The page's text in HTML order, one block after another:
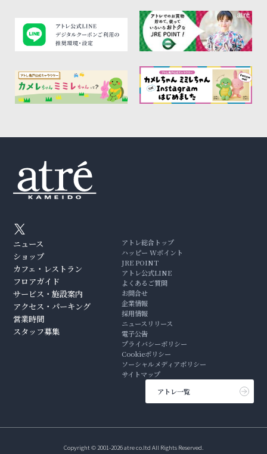
ニュース
ショップ
カフェ・レストラン
フロアガイド
サービス・施設案内
アクセス・パーキング
営業時間
スタッフ募集
アトレ総合トップ
ハッピー Wポイント
JRE POINT
アトレ公式LINE
よくあるご質問
お問合せ
企業情報
採用情報
ニュースリリース
電子公告
プライバシーポリシー
Cookieポリシー
ソーシャルメディアポリシー
サイトマップ
アトレ一覧
Copyright © 2001-2026 atre co.ltd All Rights Reserved.